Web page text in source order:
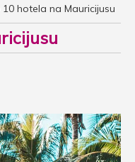
10 hotela na Mauricijusu